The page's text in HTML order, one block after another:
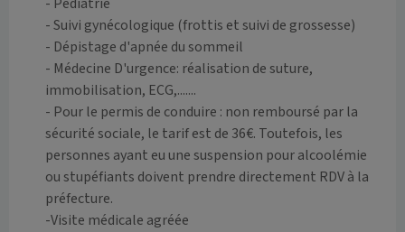
- Suivi gynécologique (frottis et suivi de grossesse)
- Dépistage d'apnée du sommeil
- Médecine D'urgence: réalisation de suture,
immobilisation, ECG,.......
- Pour le permis de conduire : non remboursé par la
sécurité sociale, le tarif est de 36€. Toutefois, les
personnes ayant eu une suspension pour alcoolémie
ou stupéfiants doivent prendre directement RDV à la
préfecture.
-Visite médicale agréée